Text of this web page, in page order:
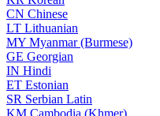
CN Chinese
LT Lithuanian
MY Myanmar (Burmese)
GE Georgian
IN Hindi
ET Estonian
SR Serbian Latin
KM Cambodia (Khmer)